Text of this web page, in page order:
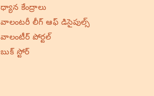
ధ్యాన కేంద్రాలు
వాలంటరీ లీగ్ ఆఫ్ డిసైపుల్స్
వాలంటీర్ పోర్టల్
బుక్ స్టోర్